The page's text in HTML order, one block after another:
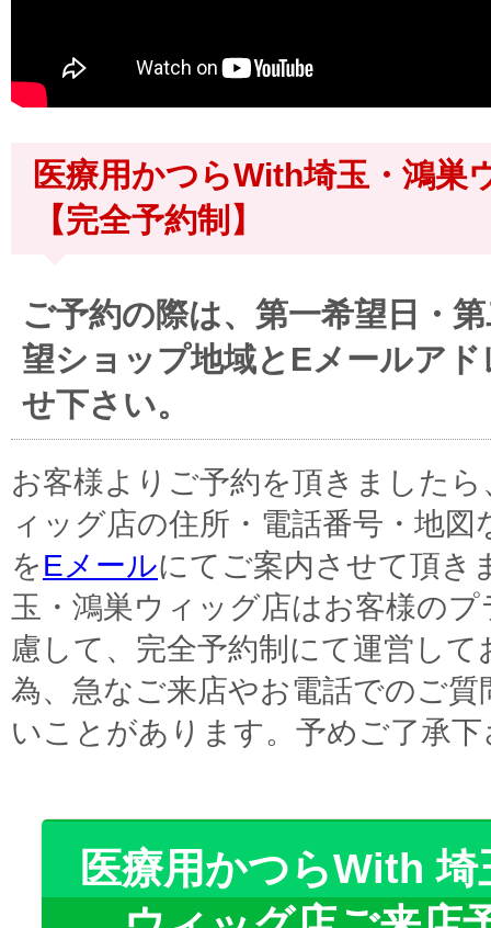
医療用かつらWith埼玉・鴻巣
【完全予約制】
ご予約の際は、第一希望日・
望ショップ地域とEメールア
せ下さい。
お客様よりご予約を頂きました
ィッグ店の住所・電話番号・地図
をEメールにてご案内させて頂き
玉・鴻巣ウィッグ店はお客様の
慮して、完全予約制にて運営し
為、急なご来店やお電話でのご質
いことがあります。予めご了承
医療用かつらWith 埼